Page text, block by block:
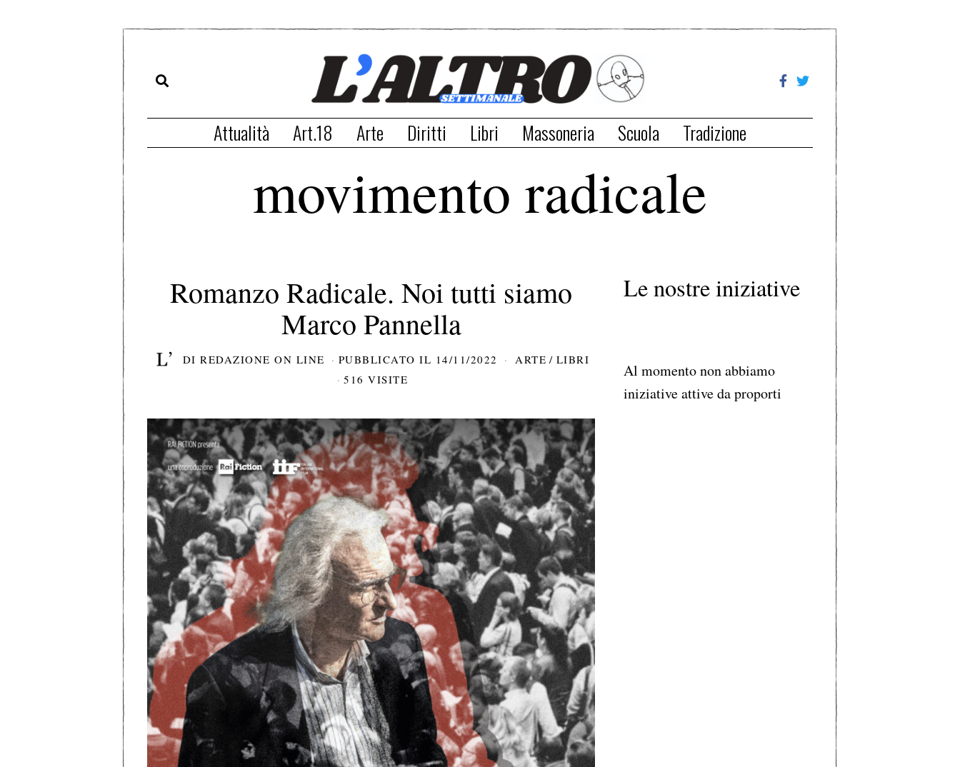
Attualità Art.18 Arte Diritti Libri Massoneria Scuola Tradizione
movimento radicale
Romanzo Radicale. Noi tutti siamo
Marco Pannella
DIREDAZIONE ON LINE PUBBLICATO IL 14/11/2022 ARTE / LIBRI
516 VISITE
Le nostre iniziative
Al momento non abbiamo
iniziative attive da proporti